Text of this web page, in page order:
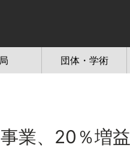
団体・学術
業、20％増益